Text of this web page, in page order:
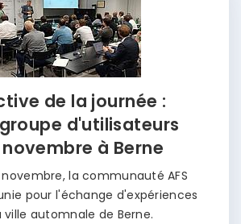
de la journée :
d'utilisateurs
novembre à Berne
novembre, la communauté AFS
pour l'échange d'expériences
ville automnale de Berne.